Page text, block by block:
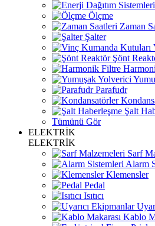
Ölçme
Zaman
Şalter
Şönt
Parafudr
Şalt
Tümünü Gör
ELEKTRİK
ELEKTRİK
Sarf
Alarm
Klemensler
Pedal
Isıtıcı
Kablo